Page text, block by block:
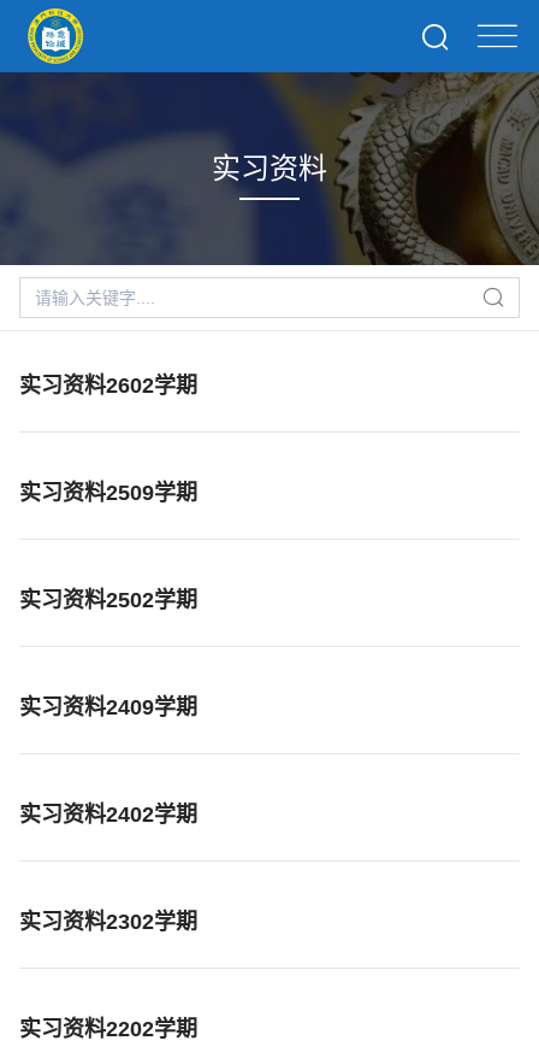
实习资料
实习资料2602学期
实习资料2509学期
实习资料2502学期
实习资料2409学期
实习资料2402学期
实习资料2302学期
实习资料2202学期